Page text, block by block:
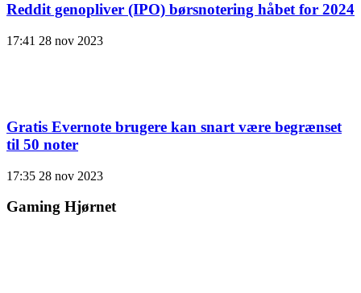
Reddit genopliver (IPO) børsnotering håbet for 2024
17:41 28 nov 2023
Gratis Evernote brugere kan snart være begrænset
til 50 noter
17:35 28 nov 2023
Gaming Hjørnet